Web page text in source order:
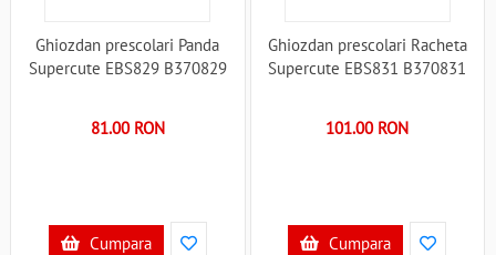
Ghiozdan prescolari Panda
Supercute EBS829 B370829
81.00 RON
Cumpara
Ghiozdan prescolari Racheta
Supercute EBS831 B370831
101.00 RON
Cumpara